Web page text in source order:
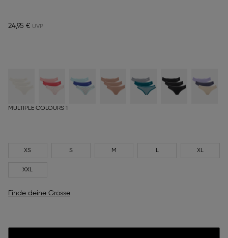
24,95 €
MULTIPLE COLOURS 1
XS S M L XL
XXL
Finde deine Grösse